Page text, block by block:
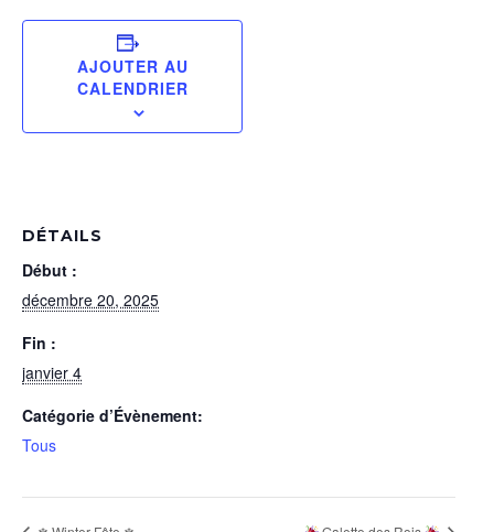
AJOUTER AU
CALENDRIER
DÉTAILS
Début :
décembre 20, 2025
Fin :
janvier 4
Catégorie d’Évènement:
Tous